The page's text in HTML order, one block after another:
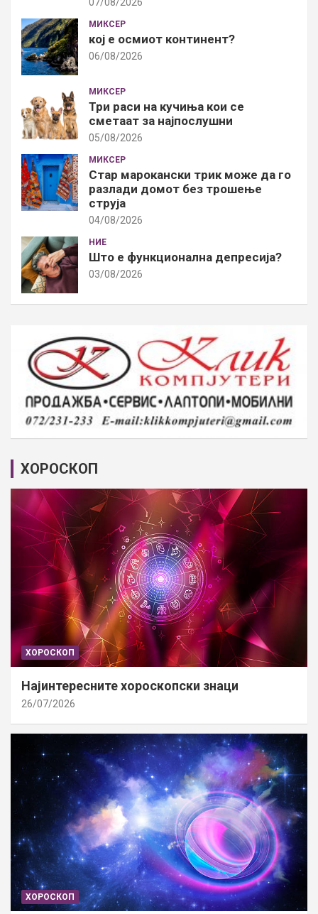
МИКСЕР
кој е осмиот континент?
06/08/2026
МИКСЕР
Три раси на кучиња кои се
сметаат за најпослушни
05/08/2026
МИКСЕР
Стар марокански трик може да го
разлади домот без трошење
струја
04/08/2026
НИЕ
Што е функционална депресија?
03/08/2026
ХОРОСКОП
ХОРОСКОП
Најинтересните хороскопски знаци
26/07/2026
ХОРОСКОП